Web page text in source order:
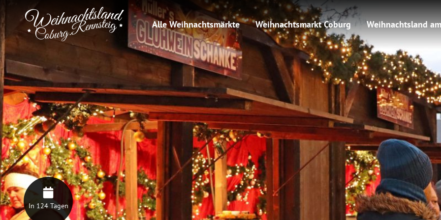
Alle Weihnachtsmärkte Weihnachtsmarkt Coburg Weihnachtsland
In 124 Tagen